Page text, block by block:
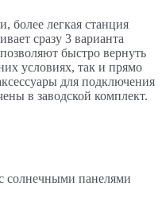
более легкая станция
сразу 3 варианта
быстро вернуть
условиях, так и прямо
для подключения
в заводской комплект.
солнечными панелями